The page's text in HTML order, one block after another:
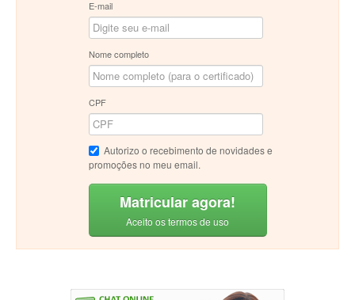
E-mail
Nome completo
CPF
Autorizo o recebimento de novidades e
promoções no meu email.
Matricular agora!
Aceito os termos de uso